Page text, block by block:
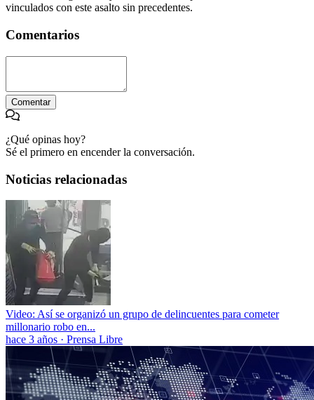
vinculados con este asalto sin precedentes.
Comentarios
Comentar
¿Qué opinas hoy?
Sé el primero en encender la conversación.
Noticias relacionadas
Video: Así se organizó un grupo de delincuentes para cometer
millonario robo en...
hace 3 años · Prensa Libre